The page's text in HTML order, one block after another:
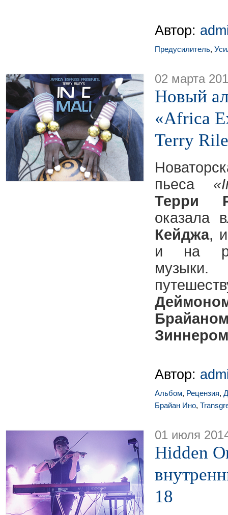
Автор:
Предусилитель,
02 марта
Новый
«Africa
Terry
пьеса
Терри
оказала
Кейджа,
и на
Зиннером
Автор:
Альбом, Рецензия,
Брайан Ино,
01 июля
Hidden
18